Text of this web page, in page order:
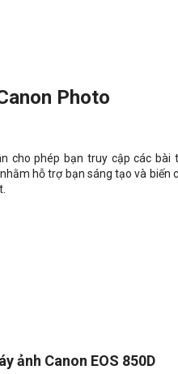
Photo
cho phép bạn truy cập các bài
hỗ trợ bạn sáng tạo và biến
ảnh Canon EOS 850D